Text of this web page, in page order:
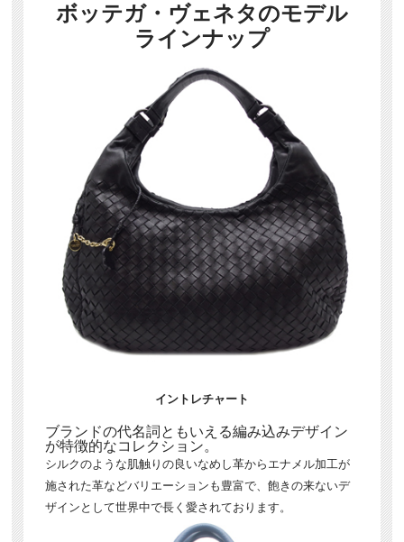
ボッテガ・ヴェネタのモデル
ラインナップ
イントレチャート
ブランドの代名詞ともいえる編み込みデザイン
が特徴的なコレクション。
シルクのような肌触りの良いなめし革からエナメル加工が
施された革などバリエーションも豊富で、飽きの来ないデ
ザインとして世界中で長く愛されております。